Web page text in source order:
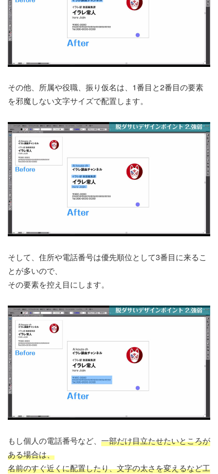
その他、所属や役職、振り仮名は、1番目と2番目の要素
を邪魔しない文字サイズで配置します。
そして、住所や電話番号は優先順位として3番目に来るこ
とが多いので、
その要素を控え目にします。
もし個人の電話番号など、 一部だけ目立たせたいところが
ある場合は、
名前のすぐ近くに配置したり、文字の太さを変えるなど工